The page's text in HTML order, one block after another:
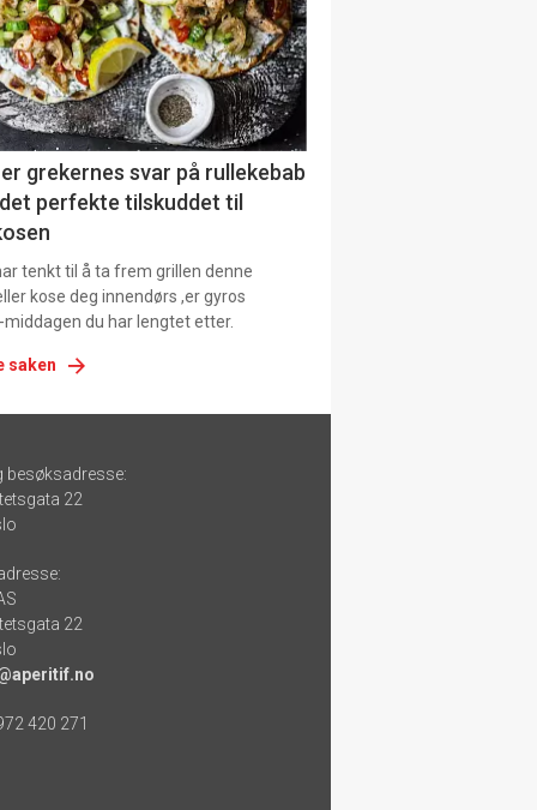
grekernes svar på rullekebab
perfekte tilskuddet til
tenkt til å ta frem grillen denne
kose deg innendørs ,er gyros
du har lengtet etter.
saken
besøksadresse:
22
22
420 271